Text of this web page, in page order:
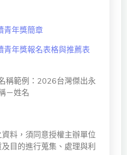
青年獎簡章
年獎報名表格與推薦表
稱範例：2026台灣傑出永
－姓名
料，須同意授權主辦單位
目的進行蒐集、處理與利